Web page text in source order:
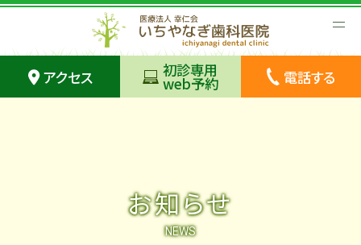
アクセス 初診専用
web予約 電話する
お知らせ
NEWS